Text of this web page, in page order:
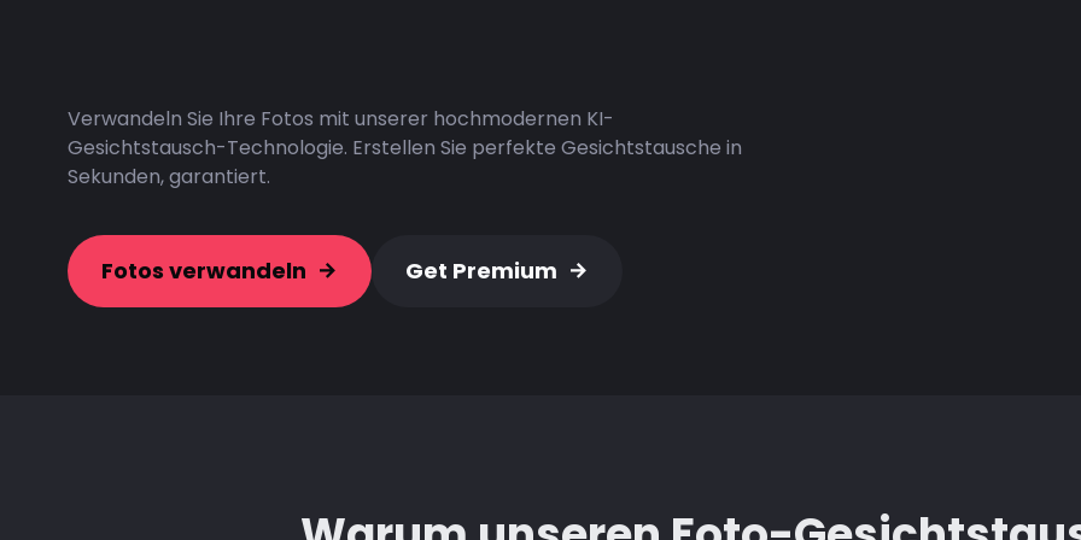
Verwandeln Sie Ihre Fotos mit unserer hochmodernen KI-
Gesichtstausch-Technologie. Erstellen Sie perfekte Gesichtstausche in
Sekunden, garantiert.
Fotos verwandeln Get Premium